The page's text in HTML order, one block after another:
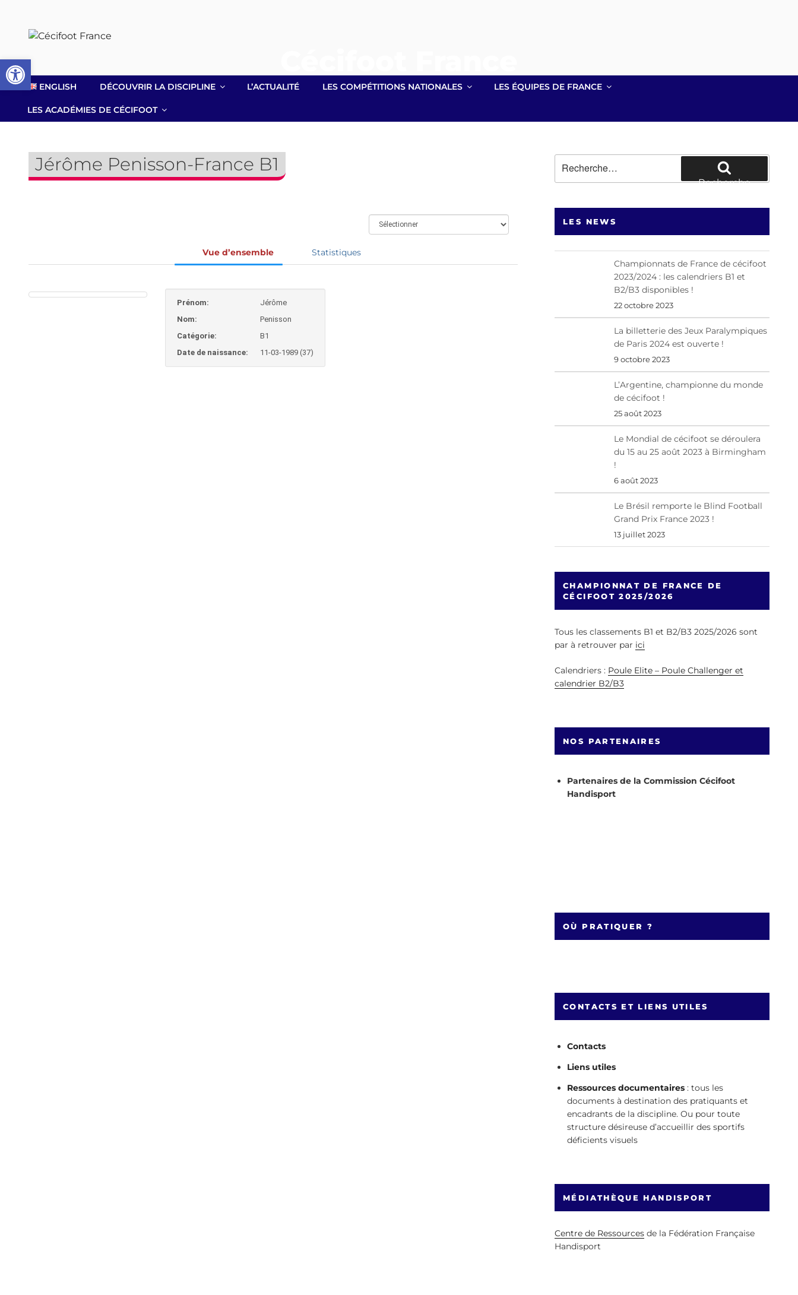
contenu
Site officiel lié à la Fédération Française Handisport
ENGLISH DÉCOUVRIR LA DISCIPLINE L’ACTUALITÉ LES COMPÉTITIONS NATIONALES LES ÉQUIPES DE FRANCE
LES ACADÉMIES DE CÉCIFOOT
Jérôme Penisson-France B1
Vue d’ensemble Statistiques
Prénom:
Jérôme
Nom:
Penisson
Catégorie:
B1
Date de naissance:
11-03-1989 (37)
pour
:
Recherche
LES NEWS
Championnats de France de cécifoot
2023/2024 : les calendriers B1 et
B2/B3 disponibles !
22 octobre 2023
La billetterie des Jeux Paralympiques
de Paris 2024 est ouverte !
9 octobre 2023
L’Argentine, championne du monde
de cécifoot !
25 août 2023
Le Mondial de cécifoot se déroulera
du 15 au 25 août 2023 à Birmingham
!
6 août 2023
Le Brésil remporte le Blind Football
Grand Prix France 2023 !
13 juillet 2023
CHAMPIONNAT DE FRANCE DE
CÉCIFOOT 2025/2026
Tous les classements B1 et B2/B3 2025/2026 sont
par à retrouver par ici
Calendriers : Poule Elite – Poule Challenger et
calendrier B2/B3
NOS PARTENAIRES
Partenaires de la Commission Cécifoot
Handisport
OÙ PRATIQUER ?
CONTACTS ET LIENS UTILES
Contacts
Liens utiles
Ressources documentaires : tous les
documents à destination des pratiquants et
encadrants de la discipline. Ou pour toute
structure désireuse d’accueillir des sportifs
déficients visuels
MÉDIATHÈQUE HANDISPORT
Centre de Ressources de la Fédération Française
Handisport
Ouvrir la barre d’outils